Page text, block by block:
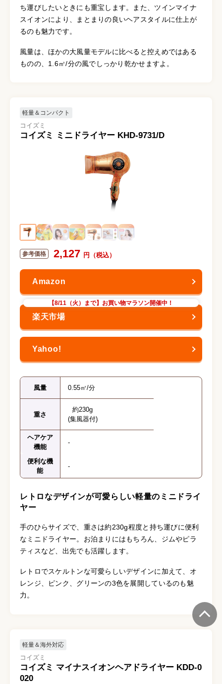
ち運びしたいときにも重宝します。また、ツインマイナ
スイオンにより、まとまりの良いヘアスタイルに仕上が
るのも魅力です。
風量は、ほかの大風量モデルに比べると控えめではある
ものの、1.6㎥/分の風でしっかり乾かせますよ。
軽量＆コンパクト
コイズミ
コイズミ ミニドライヤー KHD-9731/D
2,127
【8/11（火）まで】お買い物マラソン開催中！
風量 0.55㎥/分
重さ
約230g
(集風器付)
ヘアケア
機能
-
便利な機
能
-
レトロなデザインが可愛らしい軽量のミニドライ
ヤー
手のひらサイズで、重さは約230g程度と持ち運びに便利
なミニドライヤー。お泊まりにはもちろん、ジムやピラ
ティスなど、出先でも活躍します。
レトロでスケルトンな可愛らしいデザインに加えて、オ
レンジ、ピンク、グリーンの3色を展開しているのも魅
力。
軽量＆海外対応
コイズミ
コイズミ マイナスイオンヘアドライヤー KDD-0
020